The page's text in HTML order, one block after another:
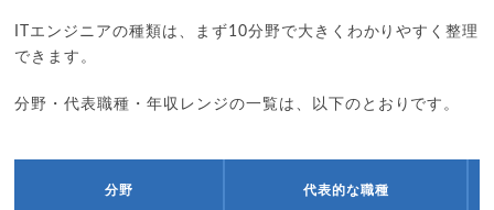
ITエンジニアの種類は、まず10分野で大きくわかりやすく整理
できます。
分野・代表職種・年収レンジの一覧は、以下のとおりです。
分野 代表的な職種